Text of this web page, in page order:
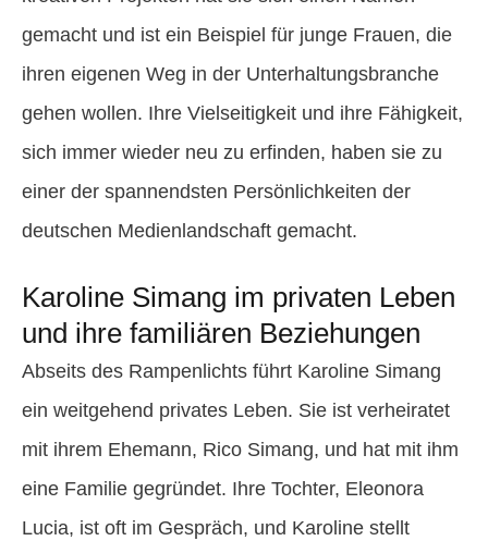
gemacht und ist ein Beispiel für junge Frauen, die
ihren eigenen Weg in der Unterhaltungsbranche
gehen wollen. Ihre Vielseitigkeit und ihre Fähigkeit,
sich immer wieder neu zu erfinden, haben sie zu
einer der spannendsten Persönlichkeiten der
deutschen Medienlandschaft gemacht.
Karoline Simang im privaten Leben
und ihre familiären Beziehungen
Abseits des Rampenlichts führt Karoline Simang
ein weitgehend privates Leben. Sie ist verheiratet
mit ihrem Ehemann, Rico Simang, und hat mit ihm
eine Familie gegründet. Ihre Tochter, Eleonora
Lucia, ist oft im Gespräch, und Karoline stellt